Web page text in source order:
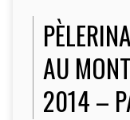
AU
2014 –